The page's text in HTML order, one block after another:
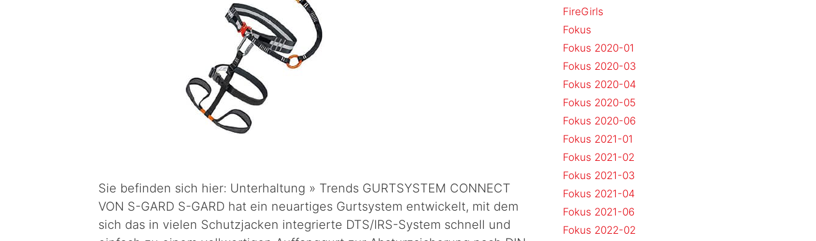
Sie befinden sich hier: Unterhaltung » Trends GURTSYSTEM CONNECT
VON S-GARD S-GARD hat ein neuartiges Gurtsystem entwickelt, mit dem
sich das in vielen Schutzjacken integrierte DTS/IRS-System schnell und
FireGirls
Fokus
Fokus 2020-01
Fokus 2020-03
Fokus 2020-04
Fokus 2020-05
Fokus 2020-06
Fokus 2021-01
Fokus 2021-02
Fokus 2021-03
Fokus 2021-04
Fokus 2021-06
Fokus 2022-02